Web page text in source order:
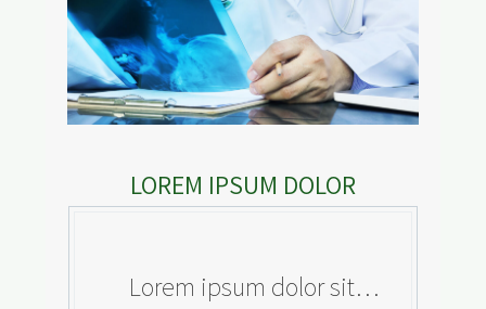
LOREM IPSUM DOLOR
…Lorem ipsum dolor sit